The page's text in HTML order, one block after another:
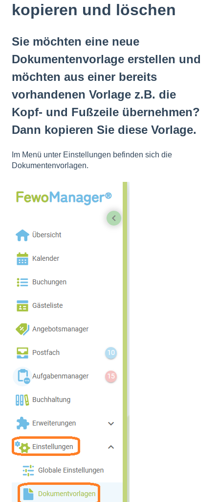
kopieren und löschen
Sie möchten eine neue
Dokumentenvorlage erstellen und
möchten aus einer bereits
vorhandenen Vorlage z.B. die
Kopf- und Fußzeile übernehmen?
Dann kopieren Sie diese Vorlage.
Im Menü unter Einstellungen befinden sich die
Dokumentenvorlagen.